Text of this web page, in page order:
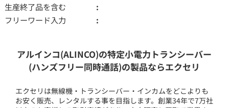
生産終了品を含む
フリーワード入力
アルインコ(ALINCO)の特定小電力トランシーバー
(ハンズフリー同時通話)の製品ならエクセリ
エクセリは無線機・トランシーバー・インカムをどこよりも
お安く販売、レンタルする事を目指します。創業34年で7万社